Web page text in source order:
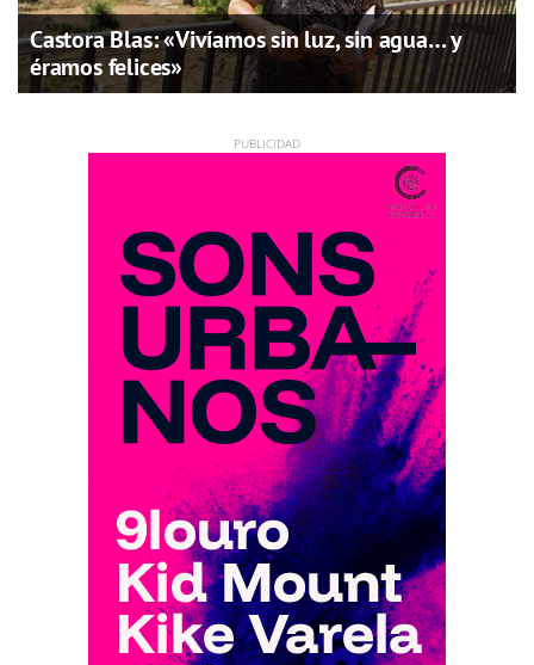
Castora Blas: «Vivíamos sin luz, sin agua… y
éramos felices»